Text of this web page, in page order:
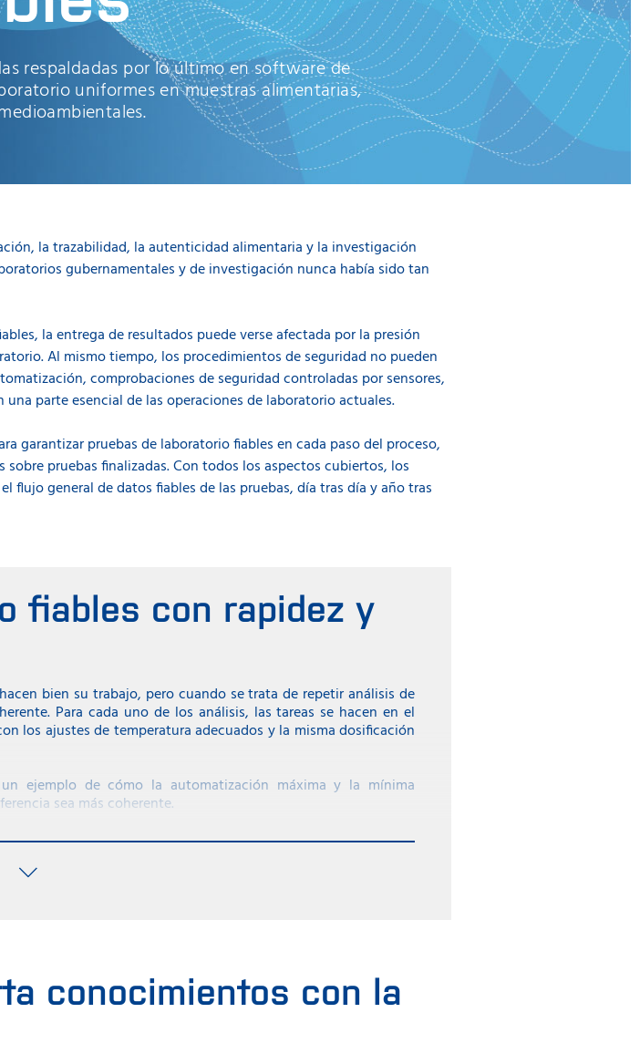
respaldadas por lo último en software de
uniformes en muestras alimentarias,
la trazabilidad, la autenticidad alimentaria y la investigación
gubernamentales y de investigación nunca había sido tan
la entrega de resultados puede verse afectada por la presión
Al mismo tiempo, los procedimientos de seguridad no pueden
comprobaciones de seguridad controladas por sensores,
parte esencial de las operaciones de laboratorio actuales.
garantizar pruebas de laboratorio fiables en cada paso del proceso,
pruebas finalizadas. Con todos los aspectos cubiertos, los
general de datos fiables de las pruebas, día tras día y año tras
fiables con rapidez y
bien su trabajo, pero cuando se trata de repetir análisis de
Para cada uno de los análisis, las tareas se hacen en el
los ajustes de temperatura adecuados y la misma dosificación
ejemplo de cómo la automatización máxima y la mínima
sea más coherente.
que estar vigilando el instrumento permite a su personal
en este caso real en vídeo.
conocimientos con la